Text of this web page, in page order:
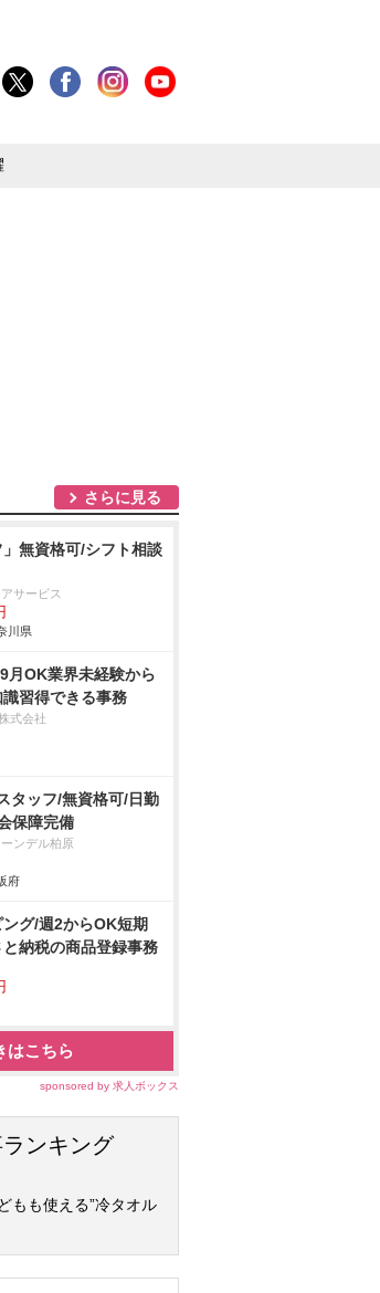
さらに見る
」無資格可/シフト相談
サービス
川県
月OK業界未経験から
習得できる事務
式会社
タッフ/無資格可/日勤
保障完備
ンデル柏原
府
グ/週2からOK短期
納税の商品登録事務
はこちら
sponsored by 求人ボックス
ンキング
もも使える”冷タオル